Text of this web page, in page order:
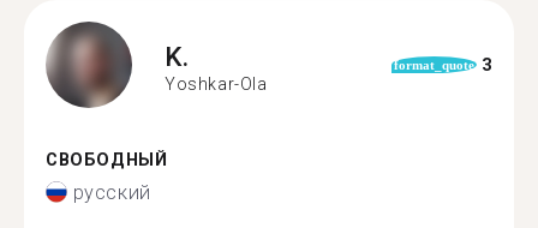
K.
Yoshkar-Ola
format_quote 3
СВОБОДНЫЙ
русский